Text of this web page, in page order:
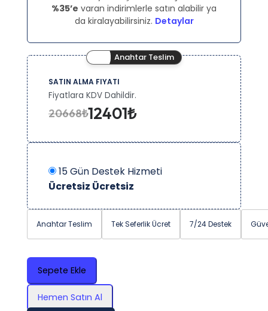
%35’e varan indirimlerle satın alabilir ya
da kiralayabilirsiniz. Detaylar
Anahtar Teslim
SATIN ALMA FIYATI
Fiyatlara KDV Dahildir.
20668₺12401₺
15 Gün Destek Hizmeti
Ücretsiz Ücretsiz
Anahtar Teslim Tek Seferlik Ücret 7/24 Destek
Sepete Ekle
Hemen Satın Al